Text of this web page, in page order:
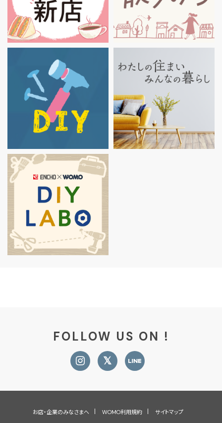
FOLLOW US ON !
お店・企業のみなさまへ WOMO利用規約 サイトマップ